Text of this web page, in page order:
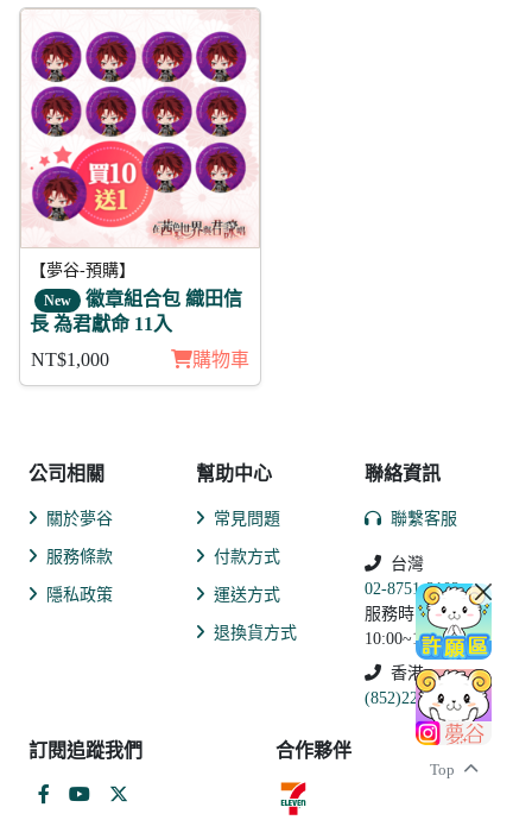
Top
【夢谷-預購】
New 徽章組合包 織田信
長 為君獻命 11入
NT$1,000
購物車
公司相關
關於夢谷
服務條款
隱私政策
幫助中心
常見問題
付款方式
運送方式
退換貨方式
聯絡資訊
聯繫客服
台灣
02-8751-2102
服務時間:
10:00~19:00
香港
(852)2250-9311
訂閱追蹤我們 合作夥伴